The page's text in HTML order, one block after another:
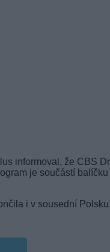
informoval, že CBS
je součástí balíčku
i v sousední